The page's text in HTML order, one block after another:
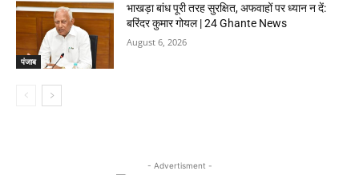
पंजाब
भाखड़ा बांध पूरी तरह सुरक्षित, अफवाहों पर ध्यान न दें:
बरिंदर कुमार गोयल | 24 Ghante News
August 6, 2026
- Advertisment -